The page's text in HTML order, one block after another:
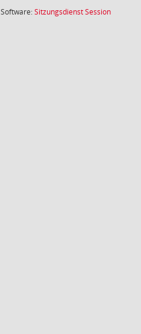
Software:SitzungsdienstSession(Wird in